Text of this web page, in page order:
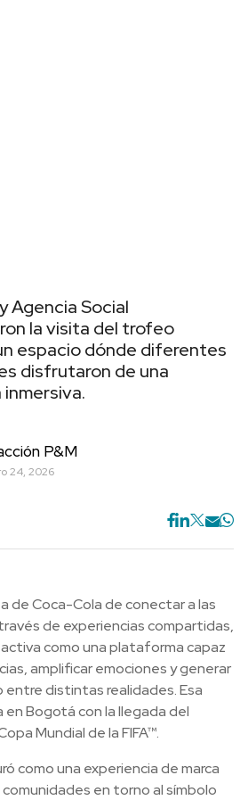
Agencia Social
la visita del trofeo
espacio dónde diferentes
disfrutaron de una
P&M
24, 2026
de Coca-Cola de conectar a las
de experiencias compartidas,
como una plataforma capaz
amplificar emociones y generar
distintas realidades. Esa
Bogotá con la llegada del
Mundial de la FIFA™.
como una experiencia de marca
en torno al símbolo